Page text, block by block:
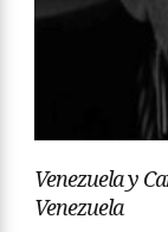
Venezuela y
Venezuela